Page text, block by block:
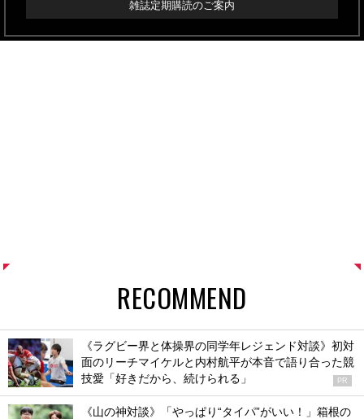
雑誌定期購読のご案内
RECOMMEND
《ラグビー界と体操界の同学年レジェンド対談》初対
面のリーチマイケルと内村航平が本音で語り合った競
技愛「好きだから、続けられる」
PR
《山の神対談》「やっぱり“タイパ”がいい！」箱根の